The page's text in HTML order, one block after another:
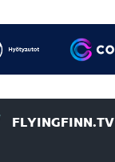
FLYINGFINN.TV